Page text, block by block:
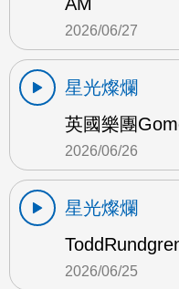
2026/06/27
星光燦爛
英國樂團
2026/06/26
星光燦爛
2026/06/25